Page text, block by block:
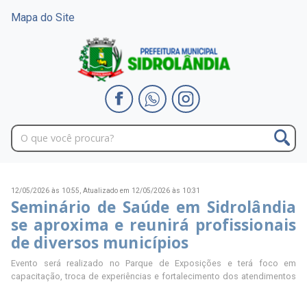
Mapa do Site
12/05/2026 às 10:55, Atualizado em 12/05/2026 às 10:31
Seminário de Saúde em Sidrolândia
se aproxima e reunirá profissionais
de diversos municípios
Evento será realizado no Parque de Exposições e terá foco em
capacitação, troca de experiências e fortalecimento dos atendimentos